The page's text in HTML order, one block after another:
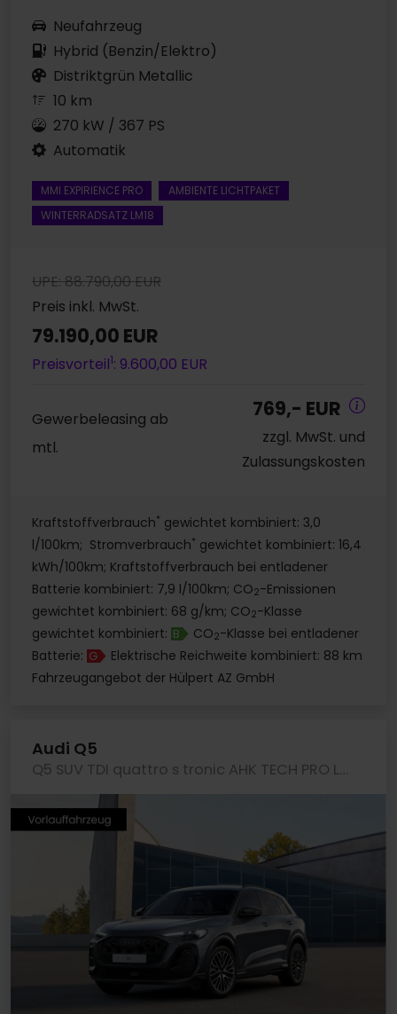
Neufahrzeug
Hybrid (Benzin/Elektro)
Distriktgrün Metallic
10 km
270 kW / 367 PS
Automatik
MMI EXPIRIENCE PRO
AMBIENTE LICHTPAKET
WINTERRADSATZ LM18
UPE: 88.790,00 EUR
Preis inkl. MwSt.
79.190,00 EUR
Preisvorteil1: 9.600,00 EUR
Gewerbeleasing ab
mtl.
769,- EUR
zzgl. MwSt. und
Zulassungskosten
Kraftstoffverbrauch* gewichtet kombiniert: 3,0
l/100km; Stromverbrauch* gewichtet kombiniert: 16,4
kWh/100km; Kraftstoffverbrauch bei entladener
Batterie kombiniert: 7,9 l/100km; CO2-Emissionen
gewichtet kombiniert: 68 g/km; CO2-Klasse
gewichtet kombiniert: B CO2-Klasse bei entladener
Batterie: G
Elektrische Reichweite kombiniert: 88 km
Fahrzeugangebot der Hülpert AZ GmbH
Audi Q5
Q5 SUV TDI quattro s tronic AHK TECH PRO LM21